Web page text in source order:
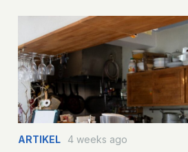
ARTIKEL 4 weeks ago